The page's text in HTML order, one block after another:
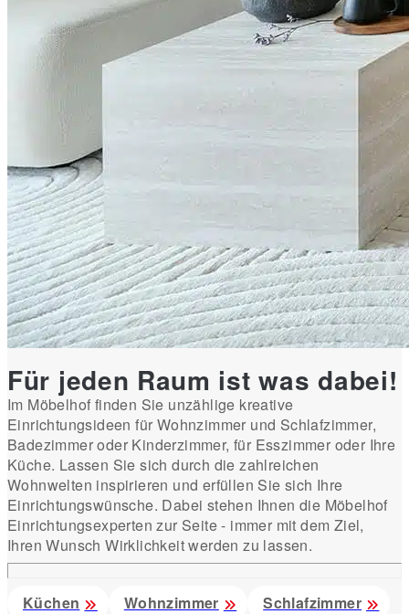
Für jeden Raum ist was dabei!
Im Möbelhof finden Sie unzählige kreative
Einrichtungsideen für Wohnzimmer und Schlafzimmer,
Badezimmer oder Kinderzimmer, für Esszimmer oder Ihre
Küche. Lassen Sie sich durch die zahlreichen
Wohnwelten inspirieren und erfüllen Sie sich Ihre
Einrichtungswünsche. Dabei stehen Ihnen die Möbelhof
Einrichtungsexperten zur Seite - immer mit dem Ziel,
Ihren Wunsch Wirklichkeit werden zu lassen.
Küchen Wohnzimmer
Schlafzimmer